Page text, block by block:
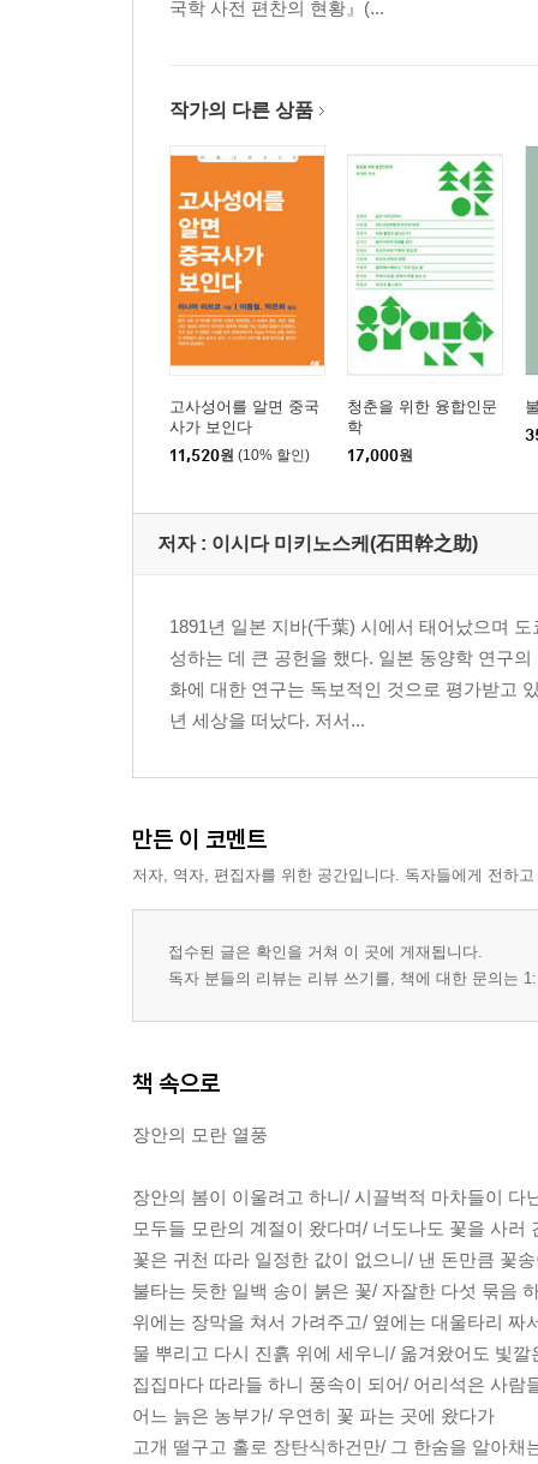
여산(驪山) 온천/ 육우(陸羽)의 도상(陶像)
11. 당대의 도서(圖書)
감람과 올리브/ 포도와 포도주
14. 서역 상호(商胡)가 비싼 값에 보물을 구하는 이
―당대 중국에 널리 유포된 일종의 설화에 대하여
15. 다시 호인채보담(胡人採寶譚)에 대하여
17. 수당시대의 이란 문화
종교/ 예술/ 의식주
간단한 참고문헌 목록
국학 사전 편찬의 현황』(...
작가의 다른 상품
고사성어를 알면 중국
사가 보인다
11,520원 (10% 할인)
청춘을 위한 융합인문
학
17,000원
저자 : 이시다 미키노스케(石田幹之助)
1891년 일본 지바(千葉) 시에서 태어났으며
성하는 데 큰 공헌을 했다. 일본 동양학 연구
화에 대한 연구는 독보적인 것으로 평가받고
년 세상을 떠났다. 저서...
만든 이 코멘트
저자, 역자, 편집자를 위한 공간입니다. 독자들에게 전하
접수된 글은 확인을 거쳐 이 곳에 게재됩니다.
독자 분들의 리뷰는 리뷰 쓰기를, 책에 대한 문의는
책 속으로
장안의 모란 열풍
장안의 봄이 이울려고 하니/ 시끌벅적 마차들이 다
모두들 모란의 계절이 왔다며/ 너도나도 꽃을 사러
꽃은 귀천 따라 일정한 값이 없으니/ 낸 돈만큼 꽃
불타는 듯한 일백 송이 붉은 꽃/ 자잘한 다섯 묶음
위에는 장막을 쳐서 가려주고/ 옆에는 대울타리 짜
물 뿌리고 다시 진흙 위에 세우니/ 옮겨왔어도 빛깔
집집마다 따라들 하니 풍속이 되어/ 어리석은 사람
어느 늙은 농부가/ 우연히 꽃 파는 곳에 왔다가
고개 떨구고 홀로 장탄식하건만/ 그 한숨을 알아채